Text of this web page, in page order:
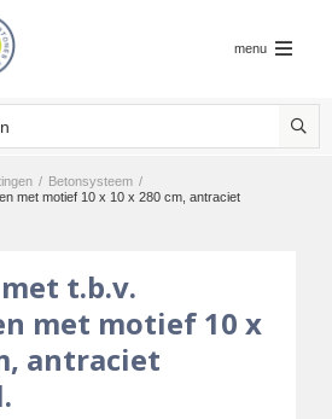
menu
/ Betonsysteem /
met motief 10 x 10 x 280 cm, antraciet
t.b.v.
met motief 10 x
antraciet